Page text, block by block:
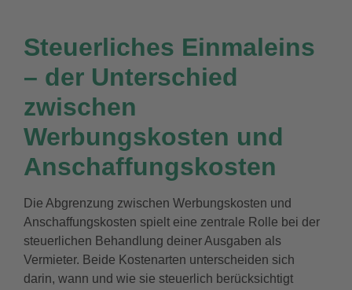
Steuerliches Einmaleins
– der Unterschied
zwischen
Werbungskosten und
Anschaffungskosten
Die Abgrenzung zwischen Werbungskosten und
Anschaffungskosten spielt eine zentrale Rolle bei der
steuerlichen Behandlung deiner Ausgaben als
Vermieter. Beide Kostenarten unterscheiden sich
darin, wann und wie sie steuerlich berücksichtigt